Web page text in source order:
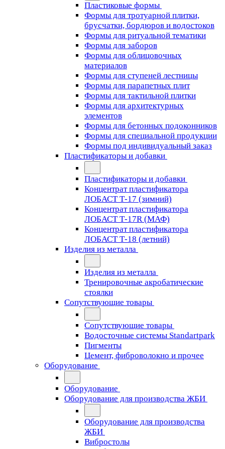
Пластиковые формы
Формы для тротуарной плитки,
брусчатки, бордюров и водостоков
Формы для ритуальной тематики
Формы для заборов
Формы для облицовочных
материалов
Формы для ступеней лестницы
Формы для парапетных плит
Формы для тактильной плитки
Формы для архитектурных
элементов
Формы для бетонных подоконников
Формы для специальной продукции
Формы под индивидуальный заказ
Пластификаторы и добавки
Пластификаторы и добавки
Концентрат пластификатора
ЛОБАСТ Т-17 (зимний)
Концентрат пластификатора
ЛОБАСТ Т-17R (МАФ)
Концентрат пластификатора
ЛОБАСТ Т-18 (летний)
Изделия из металла
Изделия из металла
Тренировочные акробатические
стоялки
Сопутствующие товары
Сопутствующие товары
Водосточные системы Standartpark
Пигменты
Цемент, фиброволокно и прочее
Оборудование
Оборудование
Оборудование для производства ЖБИ
Оборудование для производства
ЖБИ
Вибростолы